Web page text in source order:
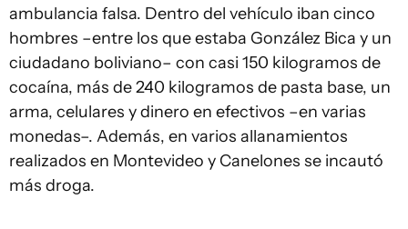
ambulancia falsa. Dentro del vehículo iban cinco
hombres –entre los que estaba González Bica y un
ciudadano boliviano– con casi 150 kilogramos de
cocaína, más de 240 kilogramos de pasta base, un
arma, celulares y dinero en efectivos –en varias
monedas–. Además, en varios allanamientos
realizados en Montevideo y Canelones se incautó
más droga.